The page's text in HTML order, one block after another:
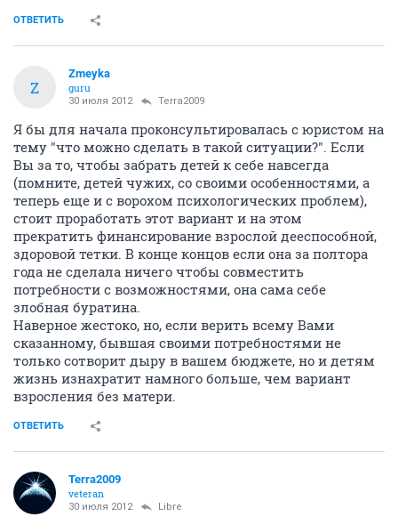
ОТВЕТИТЬ
Z
Zmeyka
guru
30 июля 2012 Terra2009
Я бы для начала проконсультировалась с юристом на
тему "что можно сделать в такой ситуации?". Если
Вы за то, чтобы забрать детей к себе навсегда
(помните, детей чужих, со своими особенностями, а
теперь еще и с ворохом психологических проблем),
стоит проработать этот вариант и на этом
прекратить финансирование взрослой дееспособной,
здоровой тетки. В конце концов если она за полтора
года не сделала ничего чтобы совместить
потребности с возможностями, она сама себе
злобная буратина.
Наверное жестоко, но, если верить всему Вами
сказанному, бывшая своими потребностями не
только сотворит дыру в вашем бюджете, но и детям
жизнь изнахратит намного больше, чем вариант
взросления без матери.
ОТВЕТИТЬ
Terra2009
veteran
30 июля 2012 Libre